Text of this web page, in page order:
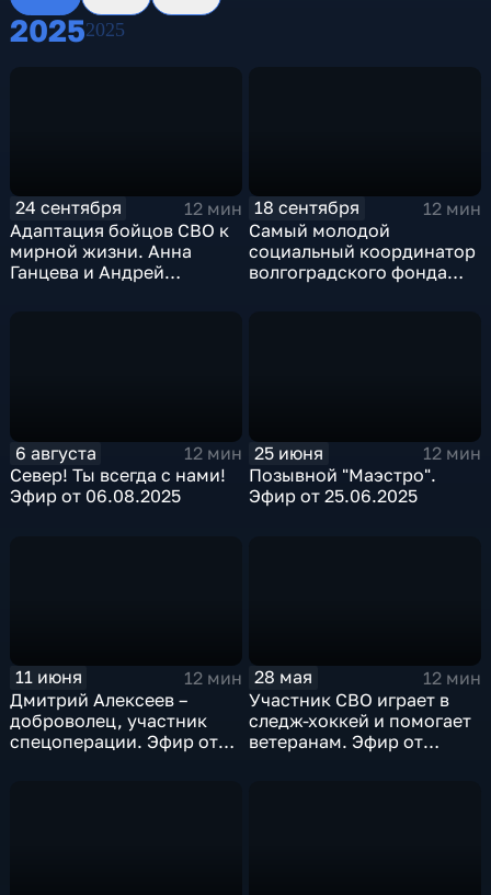
20252025
24 сентября
12 мин
Адаптация бойцов СВО к
мирной жизни. Анна
Ганцева и Андрей
18 сентября
12 мин
Самый молодой
социальный координатор
волгоградского фонда
6 августа
12 мин
Север! Ты всегда с нами!
Эфир от 06.08.2025
25 июня
12 мин
Позывной "Маэстро".
Эфир от 25.06.2025
11 июня
12 мин
Дмитрий Алексеев –
доброволец, участник
спецоперации. Эфир от
28 мая
12 мин
Участник СВО играет в
следж-хоккей и помогает
ветеранам. Эфир от